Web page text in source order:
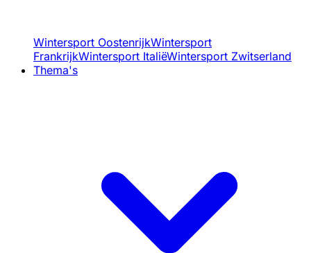
Wintersport OostenrijkWintersport
FrankrijkWintersport ItaliëWintersport Zwitserland
Thema's